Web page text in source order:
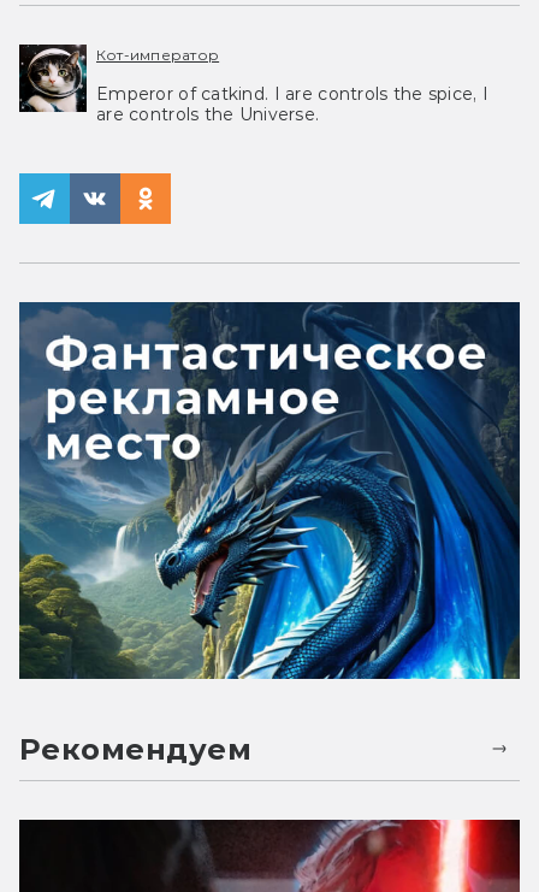
Кот-император
Emperor of catkind. I are controls the spice, I
are controls the Universe.
Рекомендуем